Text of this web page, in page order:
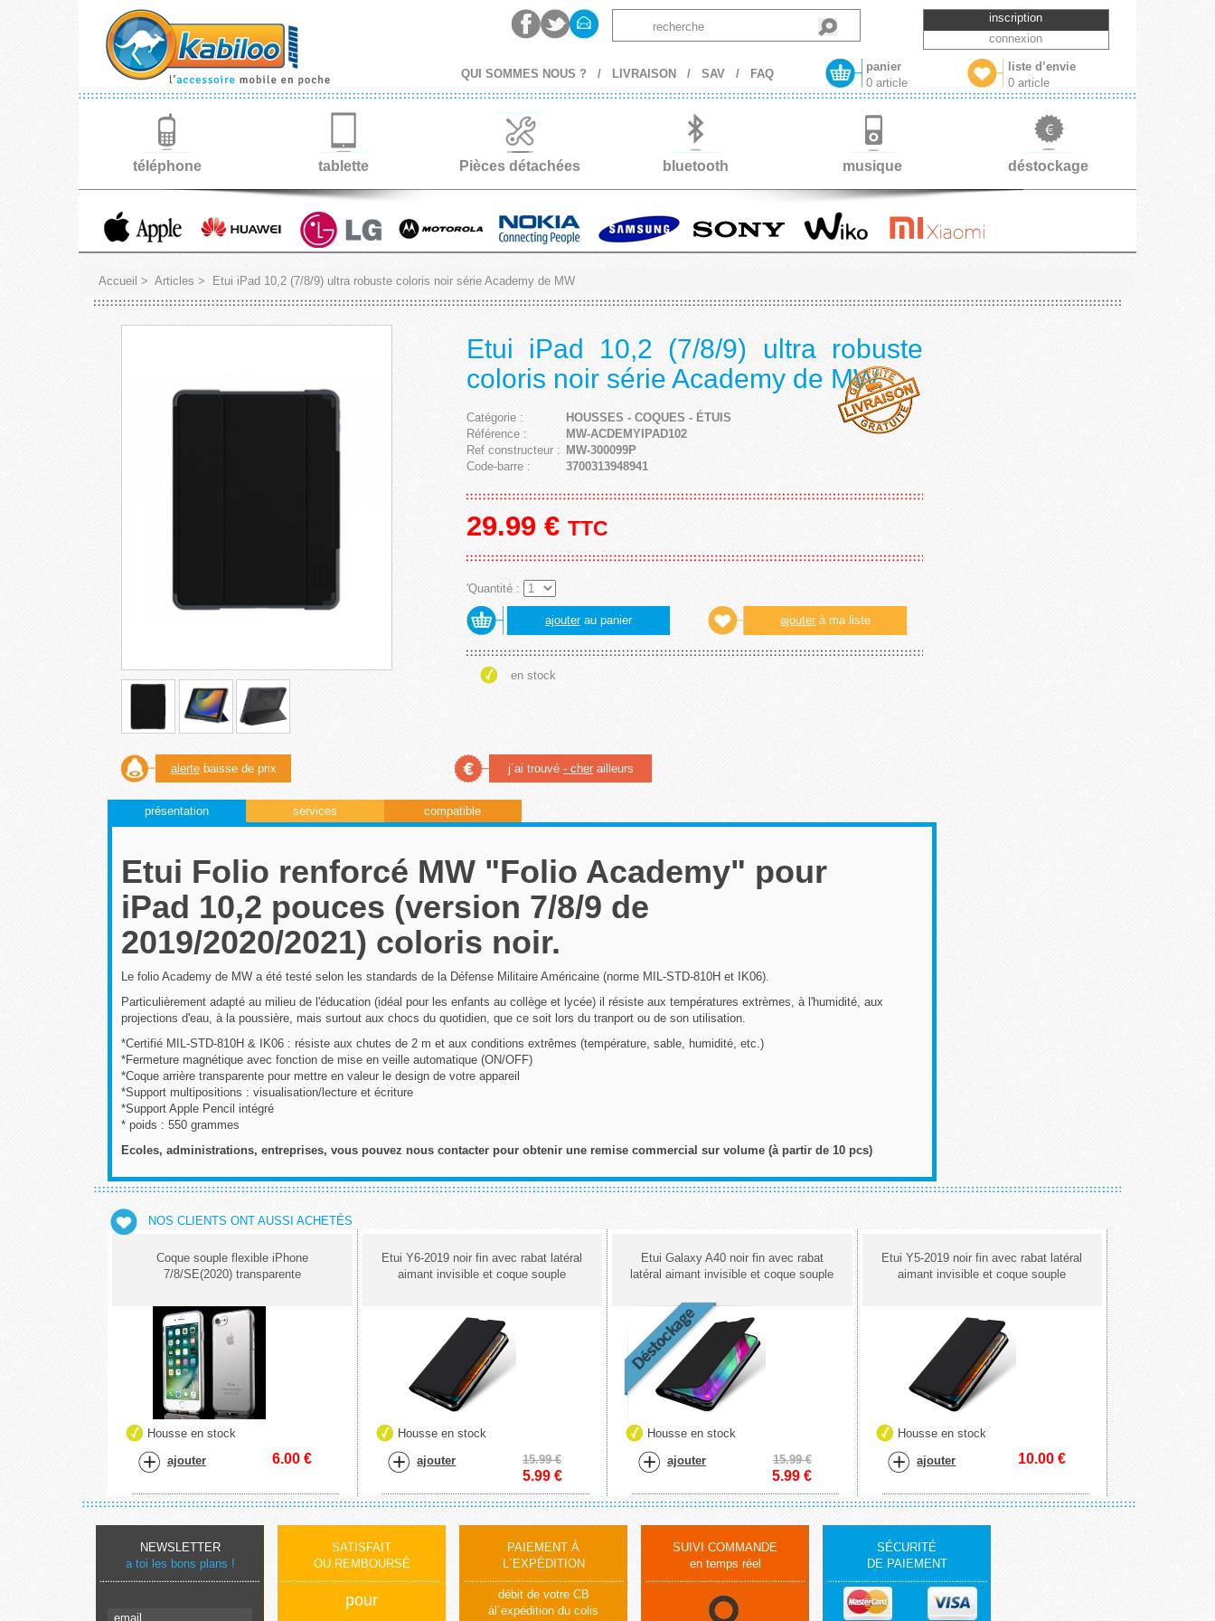
inscription
connexion
QUI SOMMES NOUS ? / LIVRAISON / SAV / FAQ
panier
0 article
liste d’envie
0 article
téléphone tablette Pièces détachées bluetooth musique déstockage
Accueil > Articles > Etui iPad 10,2 (7/8/9) ultra robuste coloris noir série Academy de MW
Etui iPad 10,2 (7/8/9) ultra robuste
coloris noir série Academy de MW
Catégorie :
HOUSSES - COQUES - ÉTUIS
Référence :
MW-ACDEMYIPAD102
Ref constructeur : MW-300099P
Code-barre :
3700313948941
29.99€ TTC
'Quantité :
ajouterau panier ajouter à ma liste
en stock
alertebaisse de prix j´ai trouvé - cherailleurs
présentation services compatible
Etui Folio renforcé MW "Folio Academy" pour
iPad 10,2 pouces (version 7/8/9 de
2019/2020/2021) coloris noir.
Le folio Academy de MW a été testé selon les standards de la Défense Militaire Américaine (norme MIL-STD-810H et IK06).
Particulièrement adapté au milieu de l'éducation (idéal pour les enfants au collège et lycée) il résiste aux températures extrèmes, à l'humidité, aux
projections d'eau, à la poussière, mais surtout aux chocs du quotidien, que ce soit lors du tranport ou de son utilisation.
*Certifié MIL-STD-810H & IK06 : résiste aux chutes de 2 m et aux conditions extrêmes (température, sable, humidité, etc.)
*Fermeture magnétique avec fonction de mise en veille automatique (ON/OFF)
*Coque arrière transparente pour mettre en valeur le design de votre appareil
*Support multipositions : visualisation/lecture et écriture
*Support Apple Pencil intégré
* poids : 550 grammes
Ecoles, administrations, entreprises, vous pouvez nous contacter pour obtenir une remise commercial sur volume (à partir de 10 pcs)
NOS CLIENTS ONT AUSSI ACHETÉS
Coque souple flexible iPhone
7/8/SE(2020) transparente
Housse en stock
ajouter 6.00 €
Etui Y6-2019 noir fin avec rabat latéral
aimant invisible et coque souple
Housse en stock
ajouter 15.99 €
5.99€
Etui Galaxy A40 noir fin avec rabat
latéral aimant invisible et coque souple
Housse en stock
ajouter 15.99 €
5.99 €
Etui Y5-2019 noir fin avec rabat latéral
aimant invisible et coque souple
Housse en stock
ajouter 10.00 €
NEWSLETTER
a toi les bons plans !
SATISFAIT
OU REMBOURSÉ
pour
PAIEMENT À
L´EXPÉDITION
débit de votre CB
àl´expédition du colis
SUIVI COMMANDE
en temps réel
SÉCURITÉ
DE PAIEMENT